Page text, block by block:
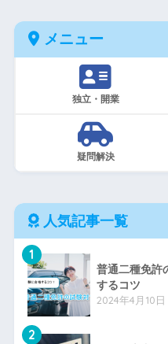
メニュー
独立・開業
疑問解決
人気記事一覧
1
普通二種免許
するコツ
2024年4月10日
2